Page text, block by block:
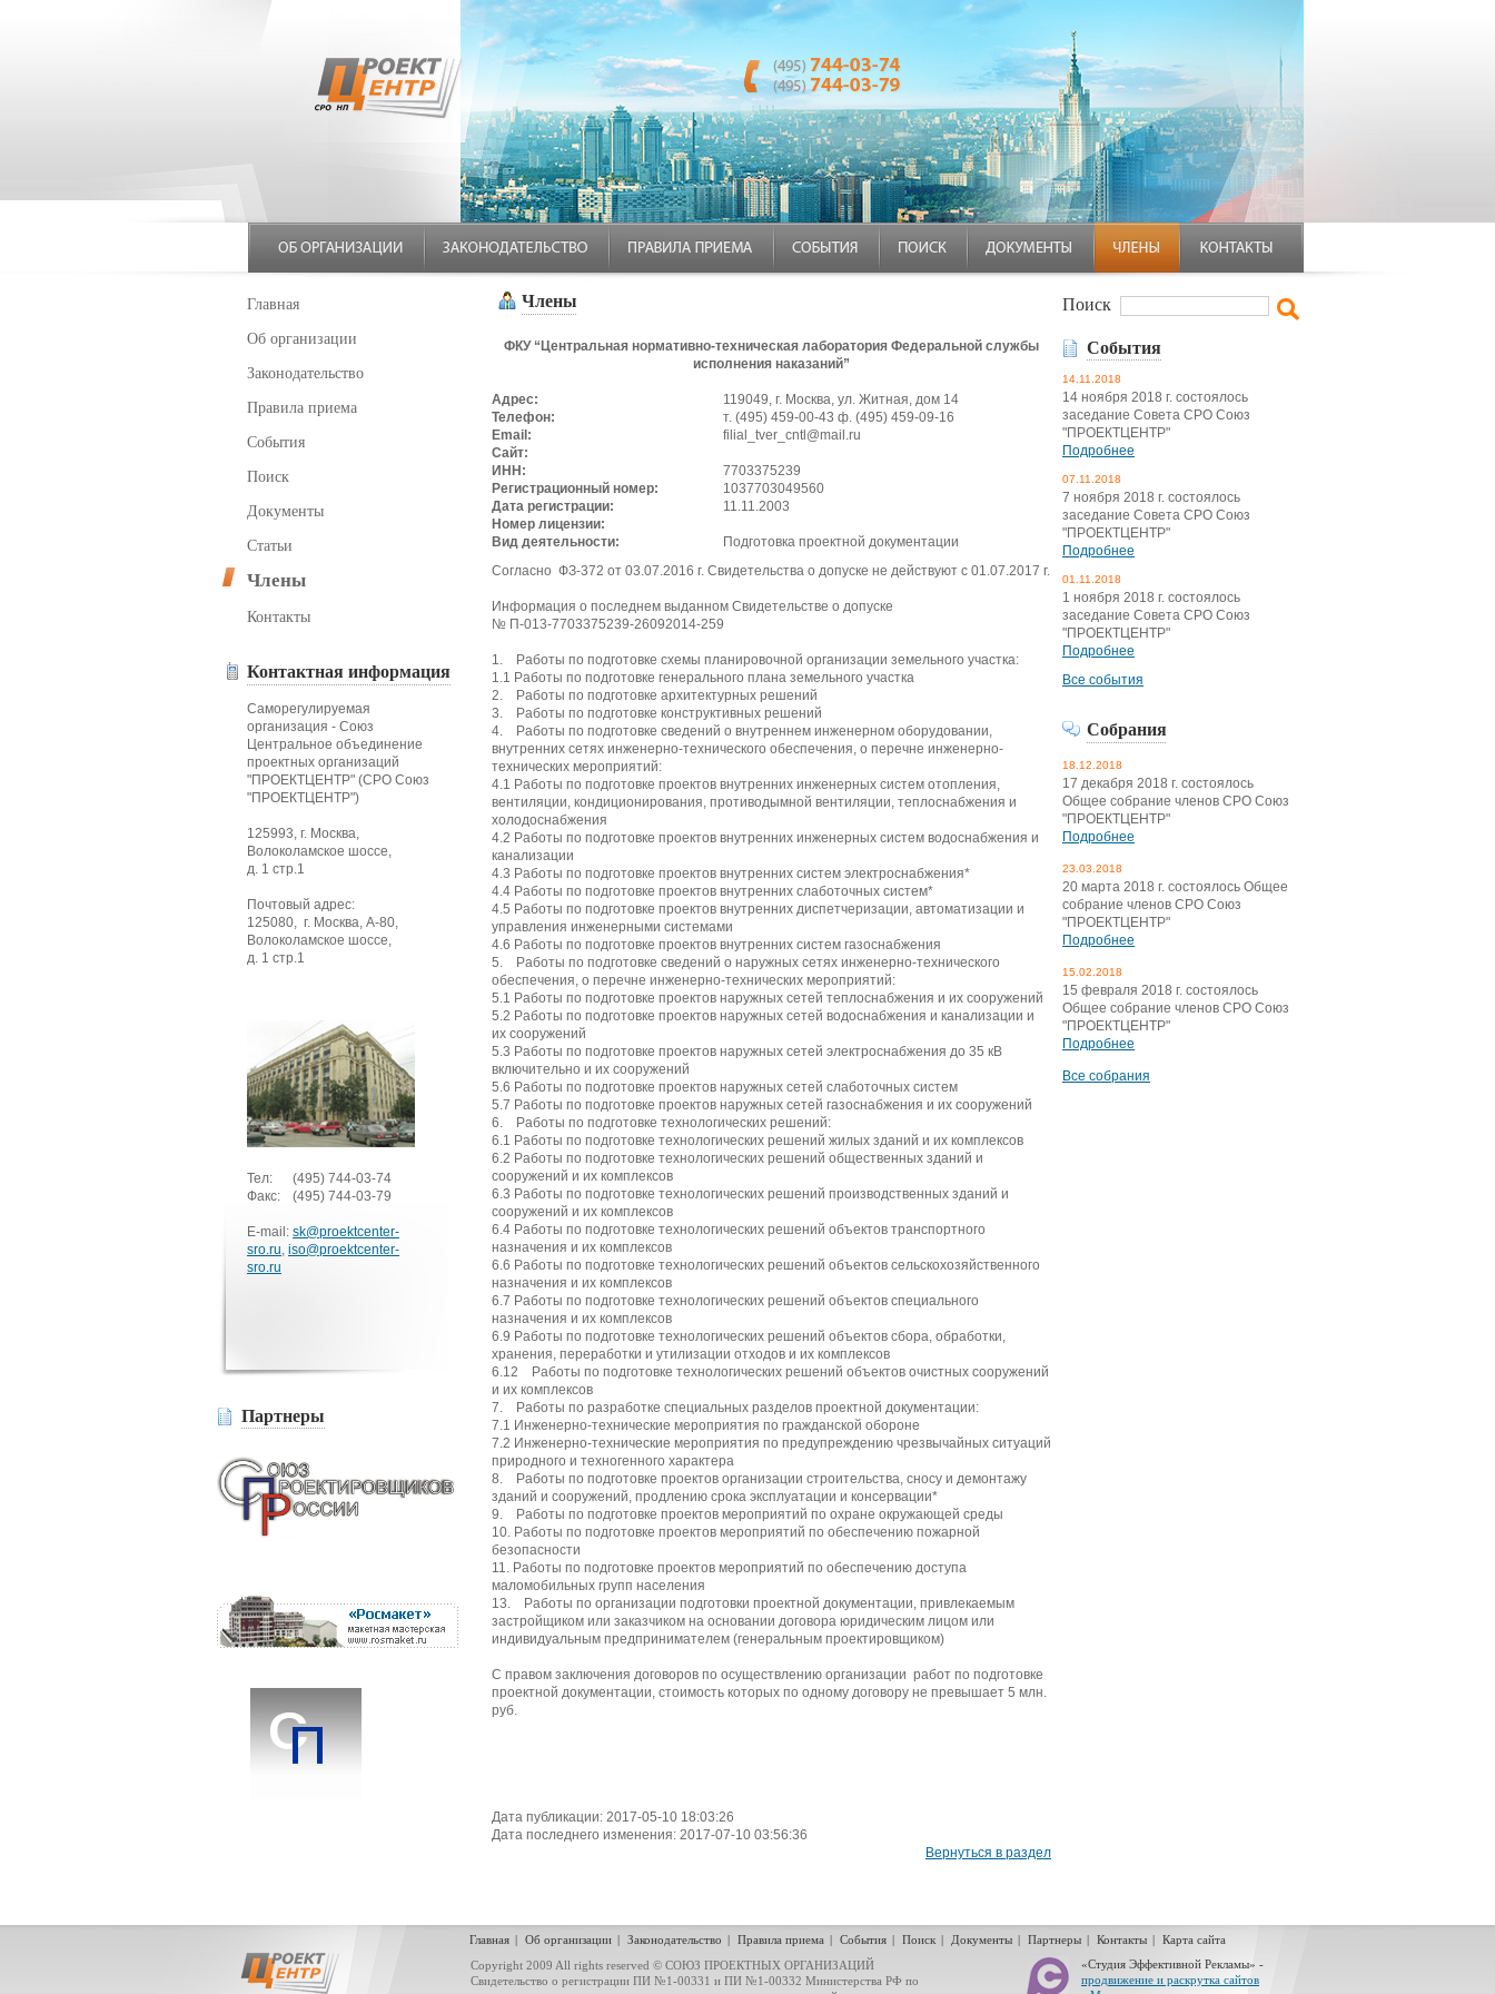
Главная
Об организации
Законодательство
Правила приема
События
Поиск
Документы
Статьи
Члены
Контакты
Контактная информация
Саморегулируемая
организация - Союз
Центральное объединение
проектных организаций
"ПРОЕКТЦЕНТР" (СРО Союз
"ПРОЕКТЦЕНТР")
125993, г. Москва,
Волоколамское шоссе,
д. 1 стр.1
Почтовый адрес:
125080, г. Москва, А-80,
Волоколамское шоссе,
д. 1 стр.1
Тел: (495) 744-03-74
Факс:
(495) 744-03-79
E-mail: sk@proektcenter-
sro.ru, iso@proektcenter-
sro.ru
Партнеры
Члены
ФКУ “Центральная нормативно-техническая лаборатория Федеральной службы
исполнения наказаний”
Адрес:
119049, г. Москва, ул. Житная, дом 14
Телефон:
т. (495) 459-00-43 ф. (495) 459-09-16
Email:
filial_tver_cntl@mail.ru
Сайт:
ИНН:
7703375239
Регистрационный номер:
1037703049560
Дата регистрации:
11.11.2003
Номер лицензии:
Вид деятельности:
Подготовка проектной документации
Согласно ФЗ-372 от 03.07.2016 г. Свидетельства о допуске не действуют с 01.07.2017 г.
Информация о последнем выданном Свидетельстве о допуске
№ П-013-7703375239-26092014-259
1. Работы по подготовке схемы планировочной организации земельного участка:
1.1 Работы по подготовке генерального плана земельного участка
2. Работы по подготовке архитектурных решений
3. Работы по подготовке конструктивных решений
4. Работы по подготовке сведений о внутреннем инженерном оборудовании,
внутренних сетях инженерно-технического обеспечения, о перечне инженерно-
технических мероприятий:
4.1 Работы по подготовке проектов внутренних инженерных систем отопления,
вентиляции, кондиционирования, противодымной вентиляции, теплоснабжения и
холодоснабжения
4.2 Работы по подготовке проектов внутренних инженерных систем водоснабжения и
канализации
4.3 Работы по подготовке проектов внутренних систем электроснабжения*
4.4 Работы по подготовке проектов внутренних слаботочных систем*
4.5 Работы по подготовке проектов внутренних диспетчеризации, автоматизации и
управления инженерными системами
4.6 Работы по подготовке проектов внутренних систем газоснабжения
5. Работы по подготовке сведений о наружных сетях инженерно-технического
обеспечения, о перечне инженерно-технических мероприятий:
5.1 Работы по подготовке проектов наружных сетей теплоснабжения и их сооружений
5.2 Работы по подготовке проектов наружных сетей водоснабжения и канализации и
их сооружений
5.3 Работы по подготовке проектов наружных сетей электроснабжения до 35 кВ
включительно и их сооружений
5.6 Работы по подготовке проектов наружных сетей слаботочных систем
5.7 Работы по подготовке проектов наружных сетей газоснабжения и их сооружений
6. Работы по подготовке технологических решений:
6.1 Работы по подготовке технологических решений жилых зданий и их комплексов
6.2 Работы по подготовке технологических решений общественных зданий и
сооружений и их комплексов
6.3 Работы по подготовке технологических решений производственных зданий и
сооружений и их комплексов
6.4 Работы по подготовке технологических решений объектов транспортного
назначения и их комплексов
6.6 Работы по подготовке технологических решений объектов сельскохозяйственного
назначения и их комплексов
6.7 Работы по подготовке технологических решений объектов специального
назначения и их комплексов
6.9 Работы по подготовке технологических решений объектов сбора, обработки,
хранения, переработки и утилизации отходов и их комплексов
6.12 Работы по подготовке технологических решений объектов очистных сооружений
и их комплексов
7. Работы по разработке специальных разделов проектной документации:
7.1 Инженерно-технические мероприятия по гражданской обороне
7.2 Инженерно-технические мероприятия по предупреждению чрезвычайных ситуаций
природного и техногенного характера
8. Работы по подготовке проектов организации строительства, сносу и демонтажу
зданий и сооружений, продлению срока эксплуатации и консервации*
9. Работы по подготовке проектов мероприятий по охране окружающей среды
10. Работы по подготовке проектов мероприятий по обеспечению пожарной
безопасности
11. Работы по подготовке проектов мероприятий по обеспечению доступа
маломобильных групп населения
13. Работы по организации подготовки проектной документации, привлекаемым
застройщиком или заказчиком на основании договора юридическим лицом или
индивидуальным предпринимателем (генеральным проектировщиком)
С правом заключения договоров по осуществлению организации работ по подготовке
проектной документации, стоимость которых по одному договору не превышает 5 млн.
руб.
Дата публикации: 2017-05-10 18:03:26
Дата последнего изменения: 2017-07-10 03:56:36
Вернуться в раздел
Поиск
События
14.11.2018
14 ноября 2018 г. состоялось
заседание Совета СРО Союз
"ПРОЕКТЦЕНТР"
Подробнее
07.11.2018
7 ноября 2018 г. состоялось
заседание Совета СРО Союз
"ПРОЕКТЦЕНТР"
Подробнее
01.11.2018
1 ноября 2018 г. состоялось
заседание Совета СРО Союз
"ПРОЕКТЦЕНТР"
Подробнее
Все события
Собрания
18.12.2018
17 декабря 2018 г. состоялось
Общее собрание членов СРО Союз
"ПРОЕКТЦЕНТР"
Подробнее
23.03.2018
20 марта 2018 г. состоялось Общее
собрание членов СРО Союз
"ПРОЕКТЦЕНТР"
Подробнее
15.02.2018
15 февраля 2018 г. состоялось
Общее собрание членов СРО Союз
"ПРОЕКТЦЕНТР"
Подробнее
Все собрания
Главная | Об организации | Законодательство | Правила приема | События | Поиск | Документы | Партнеры | Контакты | Карта сайта
Copyright 2009 All rights reserved © CОЮЗ ПРОЕКТНЫХ ОРГАНИЗАЦИЙ
Свидетельство о регистрации ПИ №1-00331 и ПИ №1-00332 Министерства РФ по
«Студия Эффективной Рекламы» -
продвижение и раскрутка сайтов